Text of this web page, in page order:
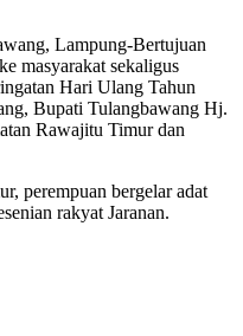
Lampung-Bertujuan
masyarakat sekaligus
Hari Ulang Tahun
Bupati Tulangbawang Hj.
Rawajitu Timur dan
perempuan bergelar adat
rakyat Jaranan.